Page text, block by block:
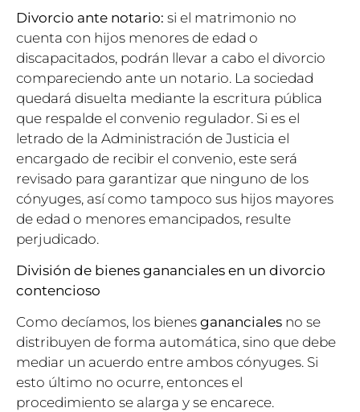
Divorcio ante notario: si el matrimonio no
cuenta con hijos menores de edad o
discapacitados, podrán llevar a cabo el divorcio
compareciendo ante un notario. La sociedad
quedará disuelta mediante la escritura pública
que respalde el convenio regulador. Si es el
letrado de la Administración de Justicia el
encargado de recibir el convenio, este será
revisado para garantizar que ninguno de los
cónyuges, así como tampoco sus hijos mayores
de edad o menores emancipados, resulte
perjudicado.
División de bienes gananciales en un divorcio
contencioso
Como decíamos, los bienes gananciales no se
distribuyen de forma automática, sino que debe
mediar un acuerdo entre ambos cónyuges. Si
esto último no ocurre, entonces el
procedimiento se alarga y se encarece.